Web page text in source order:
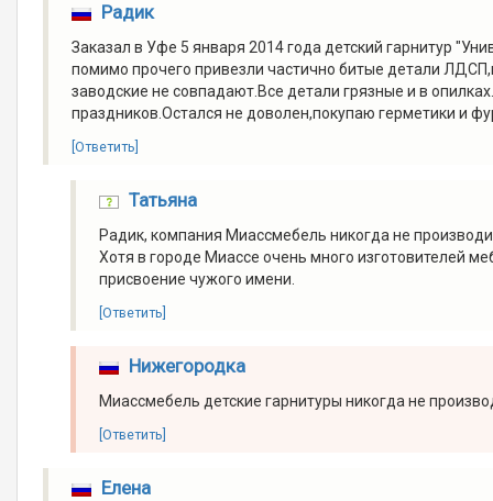
Радик
Заказал в Уфе 5 января 2014 года детский гарнитур
помимо прочего привезли частично битые детали
заводские не совпадают.Все детали грязные и в
праздников.Остался не доволен,покупаю герметики и
[Ответить]
Татьяна
Радик, компания Миассмебель никогда не
Хотя в городе Миассе очень много изготовителей
присвоение чужого имени.
[Ответить]
Нижегородка
Миассмебель детские гарнитуры никогда не
[Ответить]
Елена